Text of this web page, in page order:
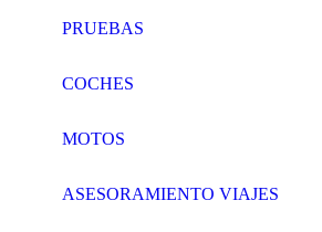
PRUEBAS
COCHES
MOTOS
ASESORAMIENTO VIAJES